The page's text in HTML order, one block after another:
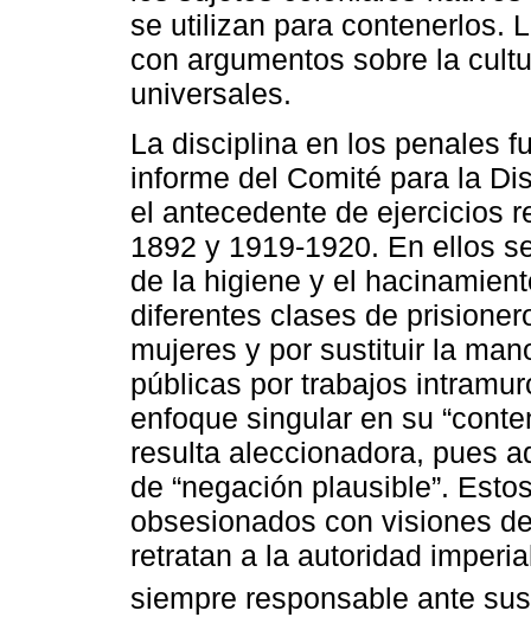
se utilizan para contenerlos.
con argumentos sobre la
universales.
La disciplina en los penales
informe del Comité para la
el antecedente de ejercicios
1892 y 1919-1920. En ellos
de la higiene y el
diferentes clases de
mujeres y por sustituir la
públicas por trabajos
enfoque singular en su
resulta aleccionadora, pues
de “negación plausible”.
obsesionados con visiones
retratan a la autoridad
siempre responsable ante